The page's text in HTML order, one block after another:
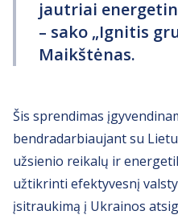
jautriai
– sako „Ignitis
Maikštėnas.
Šis sprendimas
bendradarbiaujant su
užsienio reikalų ir
užtikrinti efektyvesnį
įsitraukimą į Ukrainos